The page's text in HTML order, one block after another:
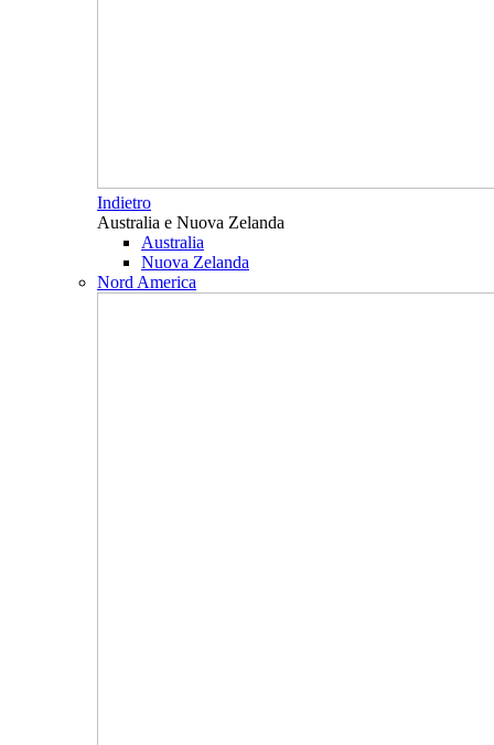
Indietro
Australia e Nuova Zelanda
Australia
Nuova Zelanda
Nord America